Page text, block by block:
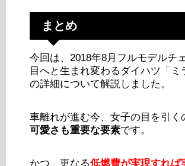
まとめ
今回は、2018年8月フルモデルチ
目へと生まれ変わるダイハツ「ミ
の詳細について解説しました。
車離れが進む今、女子の目を引く
可愛さも重要な要素です。
かつ、更なる低燃費が実現すれば